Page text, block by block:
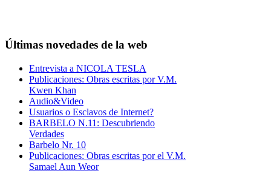
Últimas novedades de la web
Entrevista a NICOLA TESLA
Publicaciones: Obras escritas por V.M.
Kwen Khan
Audio&Video
Usuarios o Esclavos de Internet?
BARBELO N.11: Descubriendo
Verdades
Barbelo Nr. 10
Publicaciones: Obras escritas por el V.M.
Samael Aun Weor